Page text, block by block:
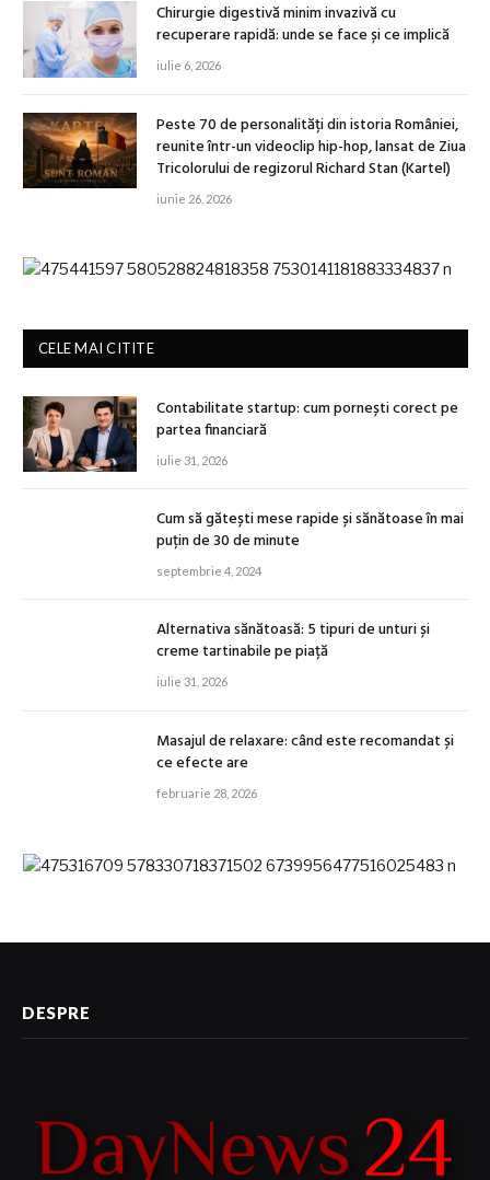
Chirurgie digestivă minim invazivă cu
recuperare rapidă: unde se face și ce implică
iulie 6, 2026
Peste 70 de personalități din istoria României,
reunite într-un videoclip hip-hop, lansat de Ziua
Tricolorului de regizorul Richard Stan (Kartel)
iunie 26, 2026
CELE MAI CITITE
Contabilitate startup: cum pornești corect pe
partea financiară
iulie 31, 2026
Cum să gătești mese rapide și sănătoase în mai
puțin de 30 de minute
septembrie 4, 2024
Alternativa sănătoasă: 5 tipuri de unturi și
creme tartinabile pe piață
iulie 31, 2026
Masajul de relaxare: când este recomandat și
ce efecte are
februarie 28, 2026
DESPRE